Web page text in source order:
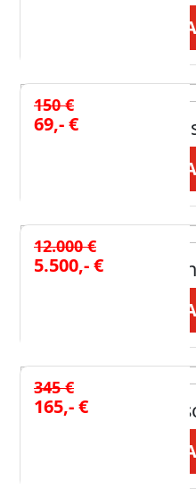
JETZT
150 €
69,- €
JETZT
12.000 €
5.500,- €U-Küche
JETZT
345 €
165,- €
JETZT